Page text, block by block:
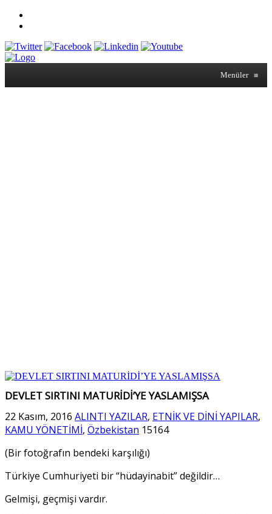
Menüler ≡
DEVLET SIRTINI MATURİDİ’YE YASLAMIŞSA
22 Kasım, 2016 ALINTI YAZILAR, ETNİK VE DİNİ YAPILAR,
KAMU YÖNETİMİ, Özbekistan 15164
(Bir fotoğrafın bendeki karşılığı)
Türkiye Cumhuriyeti bir “hüdayinabit” değildir…
Gelmişi, geçmişi vardır.